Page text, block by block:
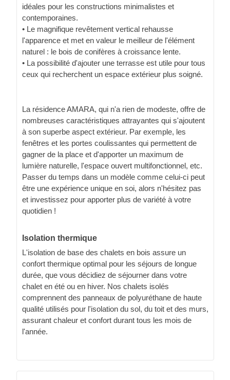
idéales pour les constructions minimalistes et
contemporaines.
• Le magnifique revêtement vertical rehausse
l'apparence et met en valeur le meilleur de l'élément
naturel : le bois de conifères à croissance lente.
• La possibilité d'ajouter une terrasse est utile pour tous
ceux qui recherchent un espace extérieur plus soigné.
La résidence AMARA, qui n'a rien de modeste, offre de
nombreuses caractéristiques attrayantes qui s'ajoutent
à son superbe aspect extérieur. Par exemple, les
fenêtres et les portes coulissantes qui permettent de
gagner de la place et d'apporter un maximum de
lumière naturelle, l'espace ouvert multifonctionnel, etc.
Passer du temps dans un modèle comme celui-ci peut
être une expérience unique en soi, alors n'hésitez pas
et investissez pour apporter plus de variété à votre
quotidien !
Isolation thermique
L'isolation de base des chalets en bois assure un
confort thermique optimal pour les séjours de longue
durée, que vous décidiez de séjourner dans votre
chalet en été ou en hiver. Nos chalets isolés
comprennent des panneaux de polyuréthane de haute
qualité utilisés pour l'isolation du sol, du toit et des murs,
assurant chaleur et confort durant tous les mois de
l'année.